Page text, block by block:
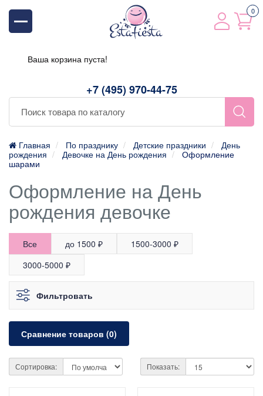
+7 (495) 970-44-75
0
Ваша корзина пуста!
Главная По празднику Детские праздники
День
рождения
Девочке на День рождения
Оформление
шарами
Оформление на День
рождения девочке
Все до 1500 ₽
1500-3000 ₽
3000-5000 ₽
Фильтровать
Сравнение товаров (0)
Сортировка: Показать: